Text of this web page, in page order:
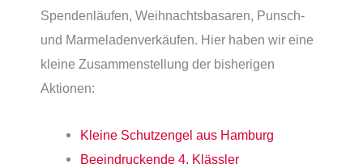
Spendenläufen, Weihnachtsbasaren, Punsch-
und Marmeladenverkäufen. Hier haben wir eine
kleine Zusammenstellung der bisherigen
Aktionen:
Kleine Schutzengel aus Hamburg
Beeindruckende 4. Klässler